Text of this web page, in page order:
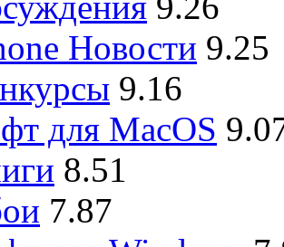
Новости 9.25
9.16
для MacOS
8.51
7.87